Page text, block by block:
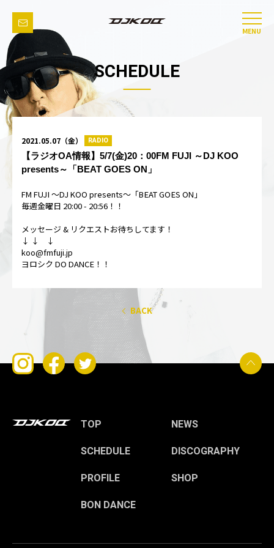
MENU
SCHEDULE
2021.05.07（金）
RADIO
【ラジオOA情報】5/7(金)20：00FM FUJI ～DJ KOO
presents～「BEAT GOES ON」
FM FUJI ～DJ KOO presents～「BEAT GOES ON」
毎週金曜日 20:00 - 20:56！！
メッセージ & リクエストお待ちしてます！
↓ ↓ ↓
koo@fmfuji.jp
ヨロシク DO DANCE！！
BACK
TOP
NEWS
SCHEDULE
DISCOGRAPHY
PROFILE
SHOP
BON DANCE